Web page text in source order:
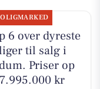
6 over dyreste
til salg i
Priser op
kr